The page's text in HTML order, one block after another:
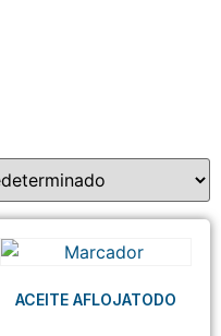
ACEITE AFLOJATODO